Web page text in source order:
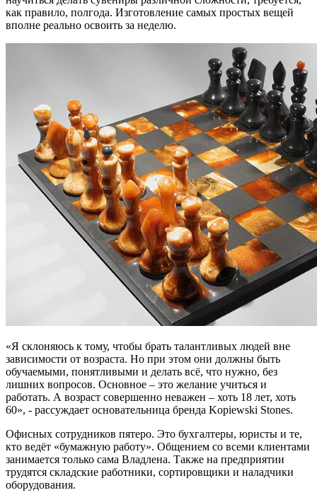
как правило, полгода. Изготовление самых простых вещей
вполне реально освоить за неделю.
«Я склоняюсь к тому, чтобы брать талантливых людей вне
зависимости от возраста. Но при этом они должны быть
обучаемыми, понятливыми и делать всё, что нужно, без
лишних вопросов. Основное – это желание учиться и
работать. А возраст совершенно неважен – хоть 18 лет, хоть
60», - рассуждает основательница бренда Kopiewski Stones.
Офисных сотрудников пятеро. Это бухгалтеры, юристы и те,
кто ведёт «бумажную работу». Общением со всеми клиентами
занимается только сама Владлена. Также на предприятии
трудятся складские работники, сортировщики и наладчики
оборудования.